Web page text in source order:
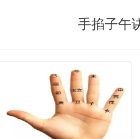
手掐子午